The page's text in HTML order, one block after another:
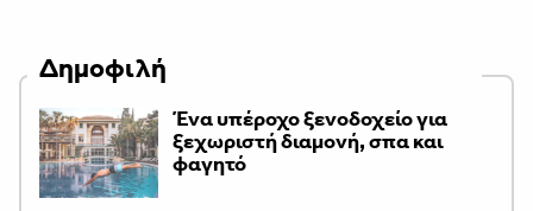
Δημοφιλή
Ένα υπέροχο ξενοδοχείο για
ξεχωριστή διαμονή, σπα και
φαγητό